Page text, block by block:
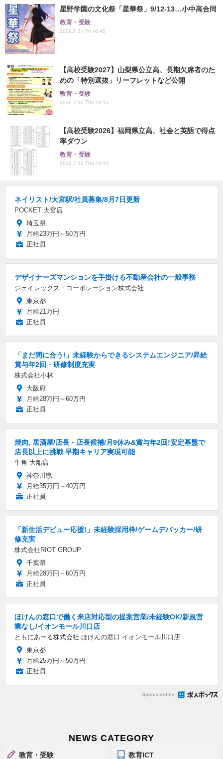
星野学園の文化祭「星華祭」9/12-13…小中高合同
教育・受験
2026.7.31 Fri 16:45
【高校受験2027】山梨県公立高、長期欠席者のた
めの「特別選抜」リーフレットなど公開
教育・受験
2026.7.30 Thu 18:15
【高校受験2026】福岡県立高、社会と英語で得点
率ダウン
教育・受験
2026.7.30 Thu 16:45
ネイリスト/大宮駅/社員募集/8月7日更新
POCKET 大宮店
埼玉県
月給23万円～50万円
正社員
デザイナーズマンションを手掛ける不動産会社の一般事務
ジェイレックス・コーポレーション株式会社
東京都
月給21万円
正社員
「まだ間に合う!」未経験からできるシステムエンジニア/昇給
賞与年2回・研修制度充実
株式会社小林
大阪府
月給28万円～60万円
正社員
焼肉, 居酒屋/店長・店長候補/月9休み&賞与年2回!安定基盤で
店長以上に挑戦 早期キャリア実現可能
牛角 大船店
神奈川県
月給35万円～40万円
正社員
「新生活デビュー応援!」未経験採用枠/ゲームデバッカー/研
修充実
株式会社RIOT GROUP
千葉県
月給28万円～60万円
正社員
ほけんの窓口で働く来店対応型の提案営業/未経験OK/新規営
業なし/イオンモール川口店
ともにあーる株式会社 ほけんの窓口 イオンモール川口店
東京都
月給25万円～50万円
正社員
Sponsored by
NEWS CATEGORY
教育・受験 教育ICT